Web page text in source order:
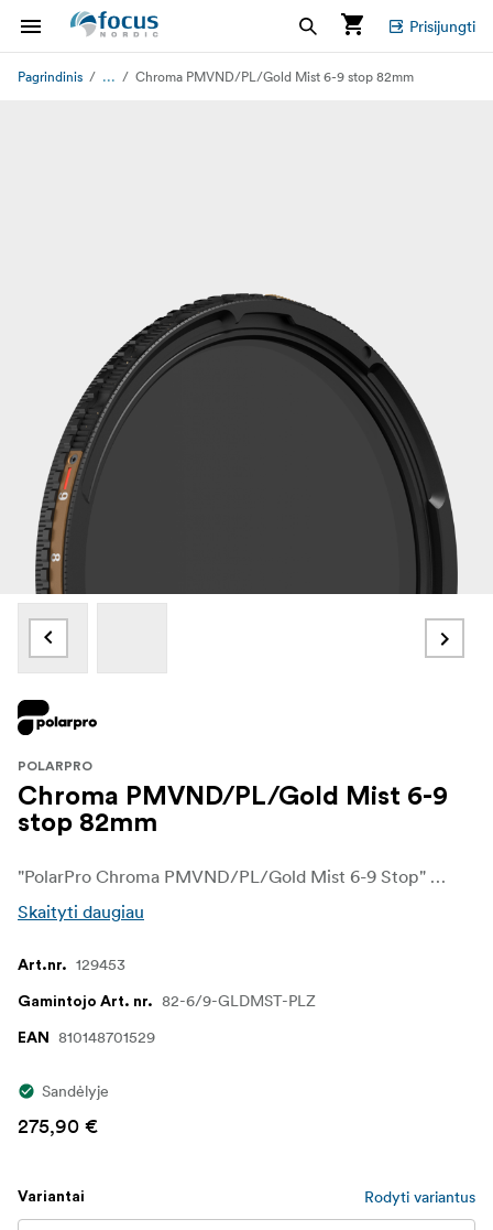
Prisijungti
Pagrindinis ... Chroma PMVND/PL/Gold Mist 6-9 stop 82mm
POLARPRO
Chroma PMVND/PL/Gold Mist 6-9
stop 82mm
"PolarPro Chroma PMVND/PL/Gold Mist 6-9 Stop" - pažangus šviesos valdymas su kinematografiniu švytėjimu - "PolarPro Chroma PMVND/PL/Gold Mist 6-9 Stop" filtras skirtas filmų kūrėjams ir fotografams, kuriems reikia tiksliai valdyti šviesą, atspindžius ir atmosferą. Suderinus kintamo neutralaus tankio filtrą, poliarizatorių ir švelnią "Gold Mist" sklaidą, šis filtras suteikia galimybę lanksčiai valdyti ekspoziciją ryškiomis sąlygomis, o filmuotai medžiagai suteikia šilto kinematografinio švytėjimo. Šis filtras idealiai tinka didelio kontrasto lauko scenoms fiksuoti, jis išryškina sodrias spalvas, sumažina ryškius atspindžius ir sušvelnina šviesas, kad sukurtų svajingą, auksinę atmosferą.
Skaityti daugiau
Art.nr. 129453
Gamintojo Art. nr. 82-6/9-GLDMST-PLZ
EAN 810148701529
Sandėlyje
275,90 €
Variantai Rodyti variantus